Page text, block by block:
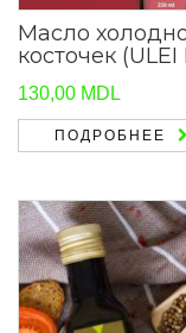
Масло
косточек (ULEI
130,00 MDL
ПОДРОБНЕЕ